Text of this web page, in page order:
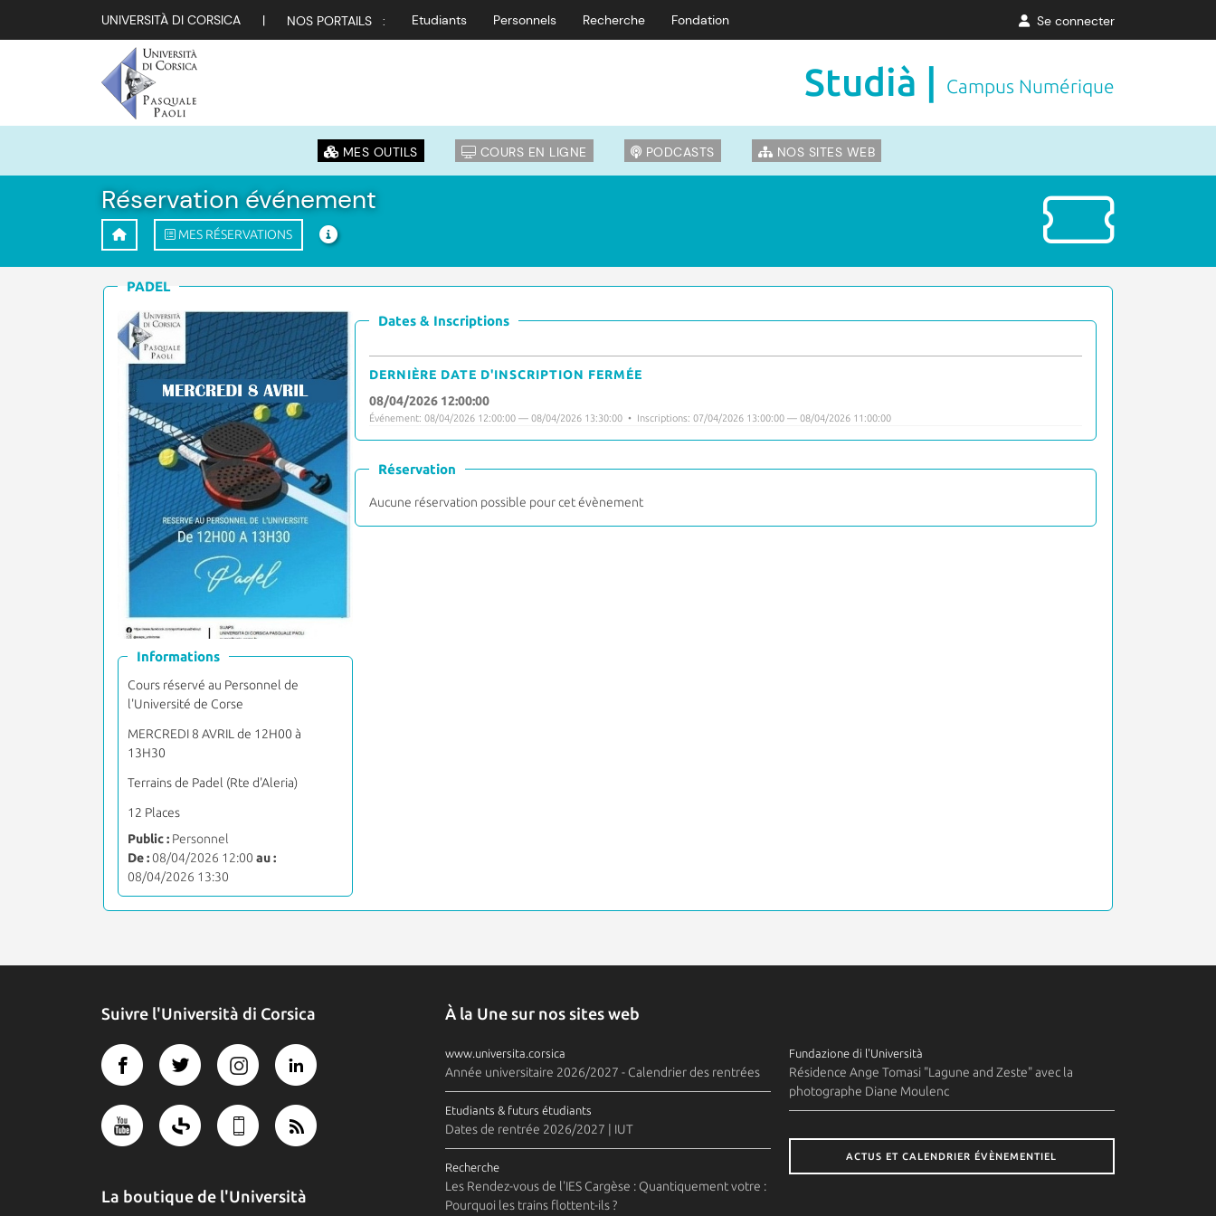
UNIVERSITÀ DI CORSICA | NOS PORTAILS : Etudiants Personnels Recherche Fondation Se connecter
Studià | Campus Numérique
MES OUTILS COURS EN LIGNE PODCASTS NOS SITES WEB
Réservation événement
MES RÉSERVATIONS
PADEL
Informations
Cours réservé au Personnel de
l'Université de Corse
MERCREDI 8 AVRIL de 12H00 à
13H30
Terrains de Padel (Rte d'Aleria)
12 Places
Public : Personnel
De :08/04/2026 12:00 au :
08/04/2026 13:30
Dates & Inscriptions
DERNIÈRE DATE D'INSCRIPTION FERMÉE
08/04/2026 12:00:00
Événement: 08/04/2026 12:00:00 — 08/04/2026 13:30:00 • Inscriptions: 07/04/2026 13:00:00 — 08/04/2026 11:00:00
Réservation
Aucune réservation possible pour cet évènement
Suivre l'Università di Corsica
La boutique de l'Università
À la Une sur nos sites web
www.universita.corsica
Année universitaire 2026/2027 - Calendrier des rentrées
Etudiants & futurs étudiants
Dates de rentrée 2026/2027 | IUT
Recherche
Les Rendez-vous de l'IES Cargèse : Quantiquement votre :
Pourquoi les trains flottent-ils ?
Fundazione di l'Università
Résidence Ange Tomasi "Lagune and Zeste" avec la
photographe Diane Moulenc
ACTUS ET CALENDRIER ÉVÈNEMENTIEL